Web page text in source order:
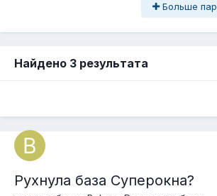
Больше
Найдено 3 результата
Рухнула база Суперокна?